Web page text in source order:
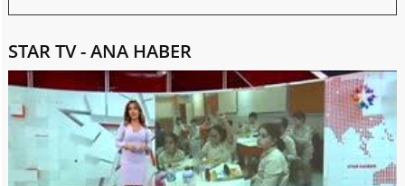
STAR TV - ANA HABER